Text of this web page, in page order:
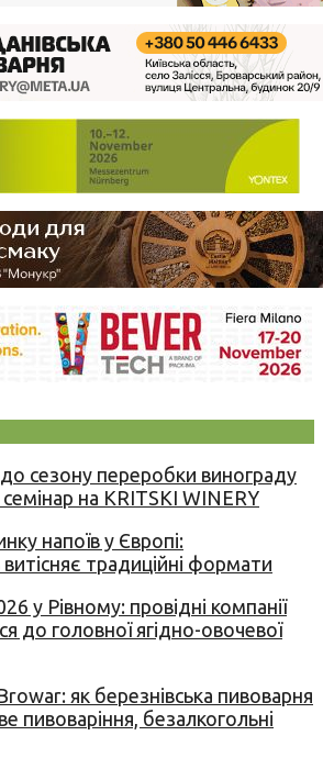
до сезону переробки винограду
на KRITSKI WINERY
напоїв у Європі:
витісняє традиційні формати
у Рівному: провідні компанії
до головної ягідно-овочевої
як березнівська пивоварня
пивоваріння, безалкогольні